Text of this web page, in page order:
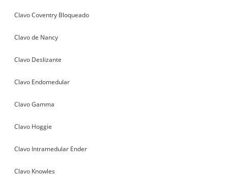
Clavo Coventry Bloqueado
Clavo de Nancy
Clavo Deslizante
Clavo Endomedular
Clavo Gamma
Clavo Hoggie
Clavo Intramedular Ender
Clavo Knowles